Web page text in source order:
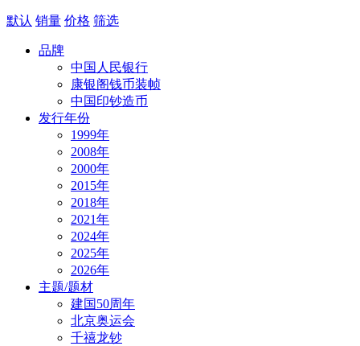
默认 销量 价格 筛选
品牌
中国人民银行
康银阁钱币装帧
中国印钞造币
发行年份
1999年
2008年
2000年
2015年
2018年
2021年
2024年
2025年
2026年
主题/题材
建国50周年
北京奥运会
千禧龙钞